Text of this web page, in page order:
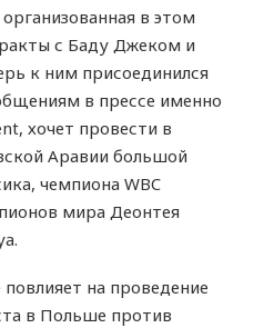
в этом
с Баду Джеком и
к ним присоединился
в прессе именно
хочет провести в
Аравии большой
чемпиона WBC
мира Деонтея
на проведение
в Польше против